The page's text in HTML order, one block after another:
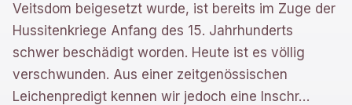
Veitsdom beigesetzt wurde, ist bereits im Zuge der
Hussitenkriege Anfang des 15. Jahrhunderts
schwer beschädigt worden. Heute ist es völlig
verschwunden. Aus einer zeitgenössischen
Leichenpredigt kennen wir jedoch eine Inschr…